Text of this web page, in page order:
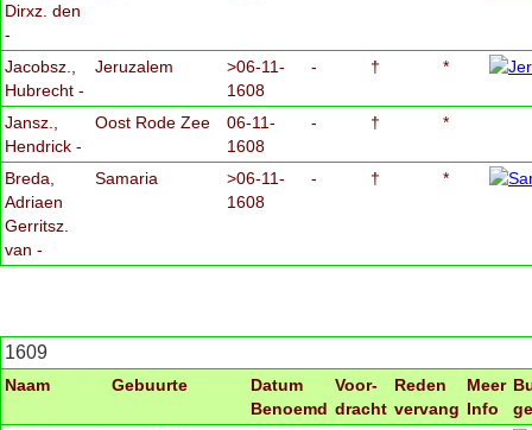
Dirxz. den
-
Jacobsz.,
Hubrecht -
Jeruzalem
>06-11-
1608
- † *
Jansz.,
Hendrick -
Oost Rode Zee
06-11-
1608
- † *
Breda,
Adriaen
Gerritsz.
van -
Samaria
>06-11-
1608
- † *
1609
Naam Gebuurte
Datum
Benoemd
Voor-
dracht
Reden
vervang
Meer
Info